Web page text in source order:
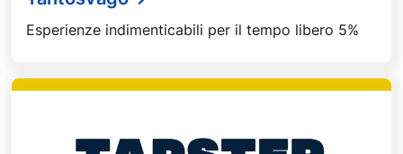
Esperienze indimenticabili per il tempo libero 5%